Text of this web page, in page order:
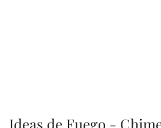
Ideas de Fuego -